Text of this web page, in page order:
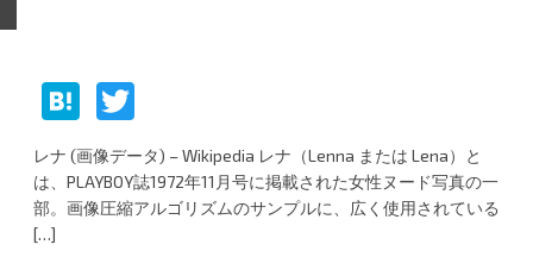
H
at
e
n
w
itt
er
レナ (画像データ) – Wikipedia レナ（Lenna または Lena）と
は、PLAYBOY誌1972年11月号に掲載された女性ヌード写真の一
部。画像圧縮アルゴリズムのサンプルに、広く使用されている
[…]